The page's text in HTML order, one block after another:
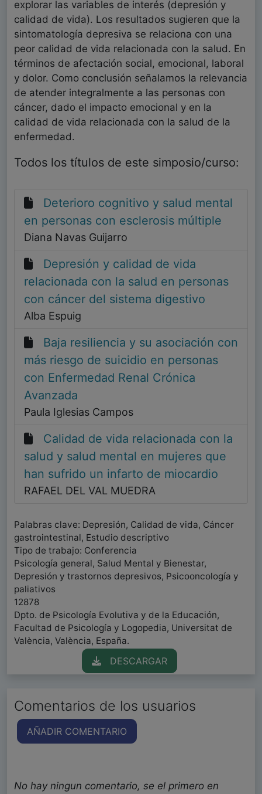
explorar las variables de interés (depresión y
calidad de vida). Los resultados sugieren que la
sintomatología depresiva se relaciona con una
peor calidad de vida relacionada con la salud. En
términos de afectación social, emocional, laboral
y dolor. Como conclusión señalamos la relevancia
de atender integralmente a las personas con
cáncer, dado el impacto emocional y en la
calidad de vida relacionada con la salud de la
enfermedad.
Todos los títulos de este simposio/curso:
Deterioro cognitivo y salud mental
en personas con esclerosis múltiple
Diana Navas Guijarro
Depresión y calidad de vida
relacionada con la salud en personas
con cáncer del sistema digestivo
Alba Espuig
Baja resiliencia y su asociación con
más riesgo de suicidio en personas
con Enfermedad Renal Crónica
Avanzada
Paula Iglesias Campos
Calidad de vida relacionada con la
salud y salud mental en mujeres que
han sufrido un infarto de miocardio
RAFAEL DEL VAL MUEDRA
Palabras clave: Depresión, Calidad de vida, Cáncer
gastrointestinal, Estudio descriptivo
Tipo de trabajo: Conferencia
Psicología general, Salud Mental y Bienestar,
Depresión y trastornos depresivos, Psicooncología y
paliativos
12878
Dpto. de Psicología Evolutiva y de la Educación,
Facultad de Psicología y Logopedia, Universitat de
València, València, España.
DESCARGAR
Comentarios de los usuarios
AÑADIR COMENTARIO
No hay ningun comentario, se el primero en